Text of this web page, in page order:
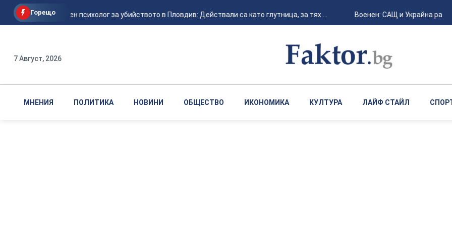
Горещо
Криминален психолог за убийството в Пловдив: Действали са като глутница, за тях ... Военен: САЩ и Украйна
7 Август, 2026
МНЕНИЯ ПОЛИТИКА НОВИНИ ОБЩЕСТВО ИКОНОМИКА КУЛТУРА ЛАЙФ СТАЙЛ